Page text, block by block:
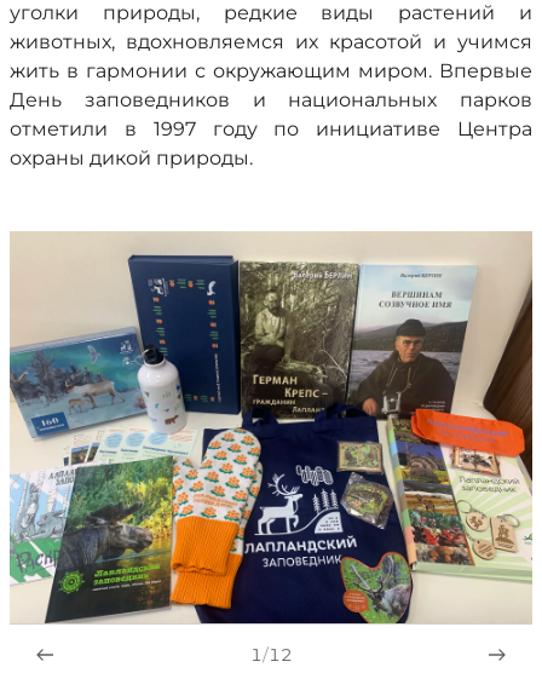
уголки природы, редкие виды растений и
животных, вдохновляемся их красотой и учимся
жить в гармонии с окружающим миром. Впервые
День заповедников и национальных парков
отметили в 1997 году по инициативе Центра
охраны дикой природы.
1/12